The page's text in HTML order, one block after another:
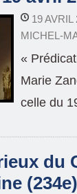
19 AVRIL
MICHEL-
«
Marie
celle du
du